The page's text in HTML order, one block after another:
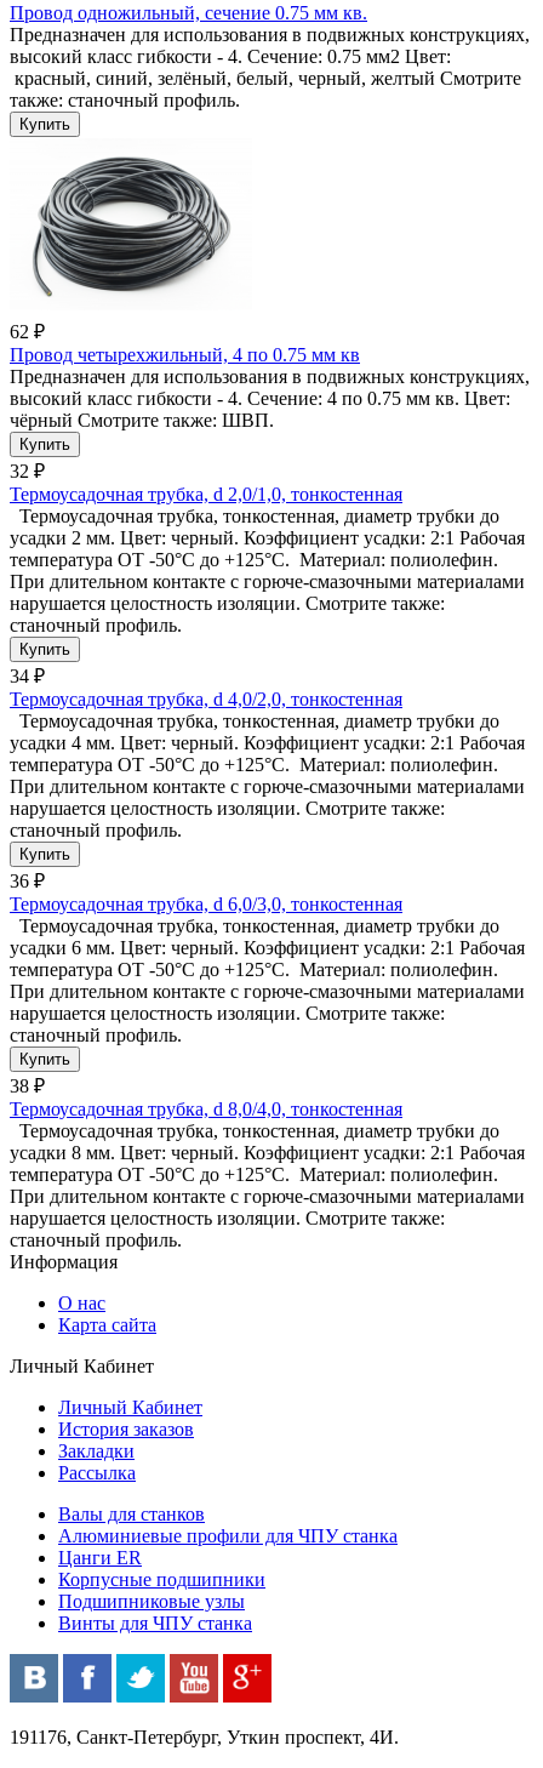
Провод одножильный, сечение 0.75 мм кв.
Предназначен для использования в подвижных конструкциях,
высокий класс гибкости - 4. Сечение: 0.75 мм2 Цвет:
красный, синий, зелёный, белый, черный, желтый Смотрите
также: станочный профиль.
62 ₽
Провод четырехжильный, 4 по 0.75 мм кв
Предназначен для использования в подвижных конструкциях,
высокий класс гибкости - 4. Сечение: 4 по 0.75 мм кв. Цвет:
чёрный Смотрите также: ШВП.
32 ₽
Термоусадочная трубка, d 2,0/1,0, тонкостенная
Термоусадочная трубка, тонкостенная, диаметр трубки до
усадки 2 мм. Цвет: черный. Коэффициент усадки: 2:1 Рабочая
температура ОТ -50°C до +125°C. Материал: полиолефин.
При длительном контакте с горюче-смазочными материалами
нарушается целостность изоляции. Смотрите также:
станочный профиль.
34 ₽
Термоусадочная трубка, d 4,0/2,0, тонкостенная
Термоусадочная трубка, тонкостенная, диаметр трубки до
усадки 4 мм. Цвет: черный. Коэффициент усадки: 2:1 Рабочая
температура ОТ -50°C до +125°C. Материал: полиолефин.
При длительном контакте с горюче-смазочными материалами
нарушается целостность изоляции. Смотрите также:
станочный профиль.
36 ₽
Термоусадочная трубка, d 6,0/3,0, тонкостенная
Термоусадочная трубка, тонкостенная, диаметр трубки до
усадки 6 мм. Цвет: черный. Коэффициент усадки: 2:1 Рабочая
температура ОТ -50°C до +125°C. Материал: полиолефин.
При длительном контакте с горюче-смазочными материалами
нарушается целостность изоляции. Смотрите также:
станочный профиль.
38 ₽
Термоусадочная трубка, d 8,0/4,0, тонкостенная
Термоусадочная трубка, тонкостенная, диаметр трубки до
усадки 8 мм. Цвет: черный. Коэффициент усадки: 2:1 Рабочая
температура ОТ -50°C до +125°C. Материал: полиолефин.
При длительном контакте с горюче-смазочными материалами
нарушается целостность изоляции. Смотрите также:
станочный профиль.
Информация
О нас
Карта сайта
Личный Кабинет
Личный Кабинет
История заказов
Закладки
Рассылка
Валы для станков
Алюминиевые профили для ЧПУ станка
Цанги ER
Корпусные подшипники
Подшипниковые узлы
Винты для ЧПУ станка
191176, Санкт-Петербург, Уткин проспект, 4И.